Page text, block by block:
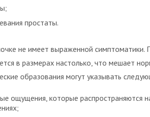
простаты.
не имеет выраженной симптоматики.
в размерах настолько, что мешает
образования могут указывать
ощущения, которые распространяются